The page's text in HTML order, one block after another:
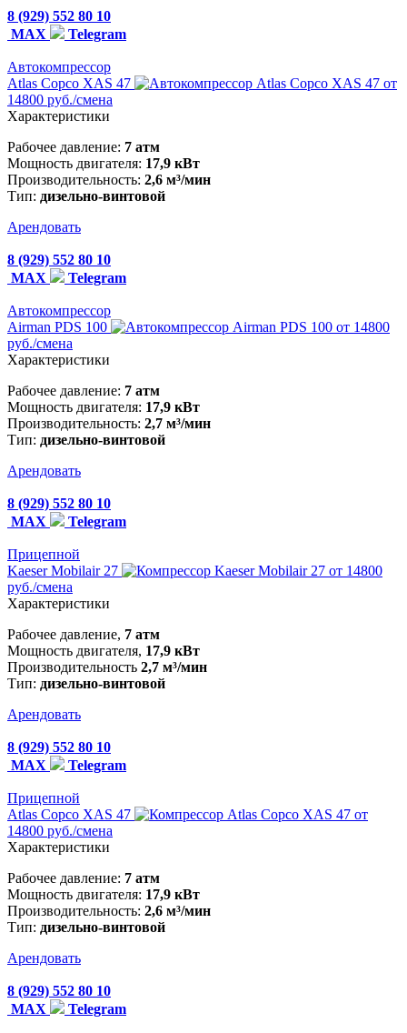
8 (929) 552 80 10
MAX
Telegram
Автокомпрессор
Atlas Copco XAS 47
от
14800 руб./смена
Характеристики
Рабочее давление: 7 атм
Мощность двигателя: 17,9 кВт
Производительность: 2,6 м³/мин
Тип: дизельно-винтовой
Арендовать
8 (929) 552 80 10
MAX
Telegram
Автокомпрессор
Airman PDS 100
от 14800
руб./смена
Характеристики
Рабочее давление: 7 атм
Мощность двигателя: 17,9 кВт
Производительность: 2,7 м³/мин
Тип: дизельно-винтовой
Арендовать
8 (929) 552 80 10
MAX
Telegram
Прицепной
Kaeser Mobilair 27
от 14800
руб./смена
Характеристики
Рабочее давление, 7 атм
Мощность двигателя, 17,9 кВт
Производительность 2,7 м³/мин
Тип: дизельно-винтовой
Арендовать
8 (929) 552 80 10
MAX
Telegram
Прицепной
Atlas Copco XAS 47
от
14800 руб./смена
Характеристики
Рабочее давление: 7 атм
Мощность двигателя: 17,9 кВт
Производительность: 2,6 м³/мин
Тип: дизельно-винтовой
Арендовать
8 (929) 552 80 10
MAX
Telegram